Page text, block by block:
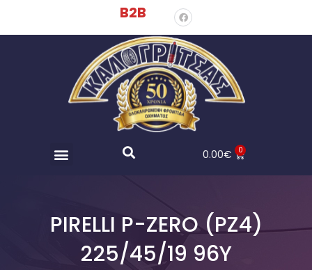
B2B
0.00€ 0
PIRELLI P-ZERO (PZ4)
225/45/19 96Y